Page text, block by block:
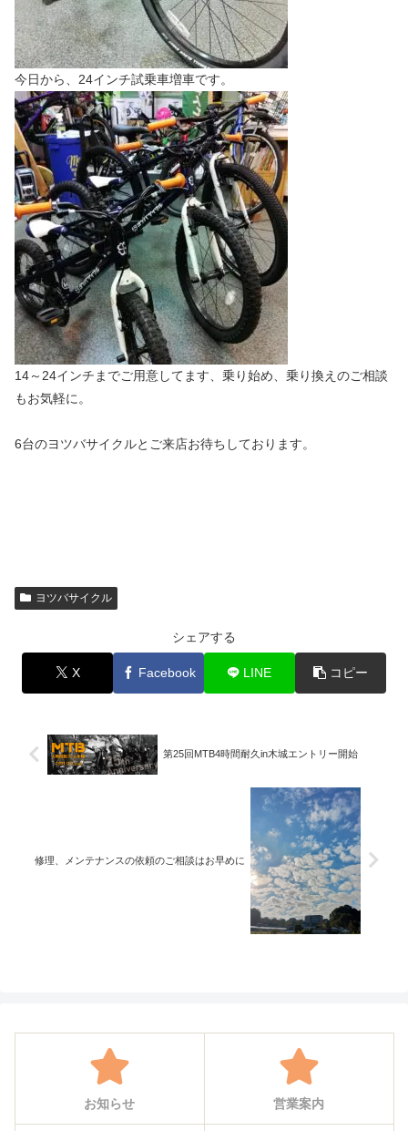
今日から、24インチ試乗車増車です。
14～24インチまでご用意してます、乗り始め、乗り換えのご相談
もお気軽に。
6台のヨツバサイクルとご来店お待ちしております。
ヨツバサイクル
シェアする
X Facebook LINE コピー
第25回MTB4時間耐久in木城エントリー開始
修理、メンテナンスの依頼のご相談はお早めに
お知らせ 営業案内